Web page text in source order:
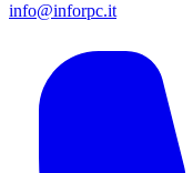
info@inforpc.it